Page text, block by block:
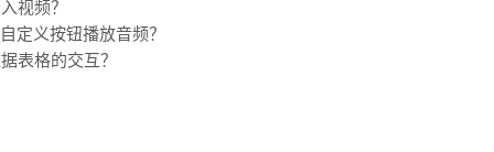
视频？
定义按钮播放音频？
表格的交互？